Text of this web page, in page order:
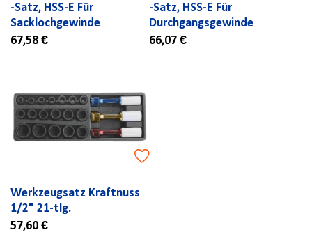
-Satz, HSS-E Für
Sacklochgewinde
67,58 €
-Satz, HSS-E Für
Durchgangsgewinde
66,07 €
Werkzeugsatz Kraftnuss
1/2" 21-tlg.
57,60 €